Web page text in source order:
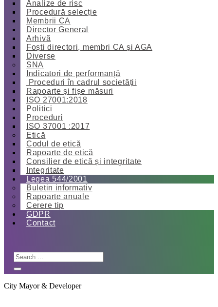
Analize de risc
Procedură selecție
Membrii CA
Director General
Arhivă
Foști directori, membri CA și AGA
Diverse
SNA
Indicatori de performanță
Proceduri în cadrul societății
Rapoarte și fișe măsuri
ISO 27001:2018
Politici
Proceduri
ISO 37001 :2017
Etică
Codul de etică
Rapoarte de etică
Consilier de etică și integritate
Integritate
Legea 544/2001
Buletin informativ
Rapoarte anuale
Cerere tip
GDPR
Contact
City Mayor & Developer